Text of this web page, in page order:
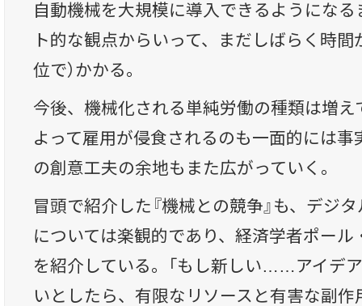
自動機械を大規模に導入できるようにな
ト的な観点からいって、まだしばらく時間
位で）かかる。
今後、機械化される単純労働の種類は増
よって雇用が侵食されるのも一面的には
の創意工夫の余地もまた広がっていく。
冒頭で紹介した『機械との競争』も、デジ
については楽観的であり、経済学者ポー
を紹介している。「もし新しい……アイデ
いとしたら、有限なリソースと有害な副